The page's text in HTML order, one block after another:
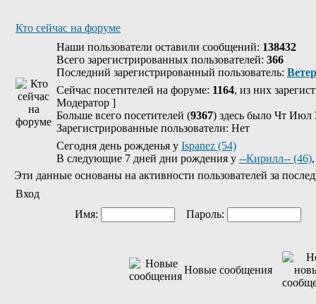
Кто сейчас на форуме
Наши пользователи оставили сообщений: 138432
Всего зарегистрированных пользователей: 366
Последний зарегистрированный пользователь: Ветер
Сейчас посетителей на форуме: 1164, из них
Модератор ]
Больше всего посетителей (9367) здесь было Чт Июл
Зарегистрированные пользователи: Нет
Сегодня день рожденья у Ispanez (54)
В следующие 7 дней дни рождения у --Кирилл-- (46)
Эти данные основаны на активности пользователей за
Вход
Имя:
Пароль:
Новые сообщения